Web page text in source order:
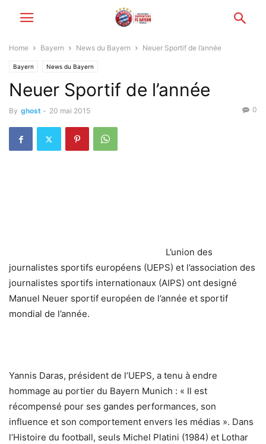
Home Bayern News du Bayern Neuer Sportif de l’année
Bayern News du Bayern
Neuer Sportif de l’année
By ghost - 20 mai 2015 0
L’union des
journalistes sportifs européens (UEPS) et l’association des
journalistes sportifs internationaux (AIPS) ont designé
Manuel Neuer sportif européen de l’année et sportif
mondial de l’année.
Yannis Daras, président de l’UEPS, a tenu à endre
hommage au portier du Bayern Munich : « Il est
récompensé pour ses gandes performances, son
influence et son comportement envers les médias ». Dans
l’Histoire du football, seuls Michel Platini (1984) et Lothar